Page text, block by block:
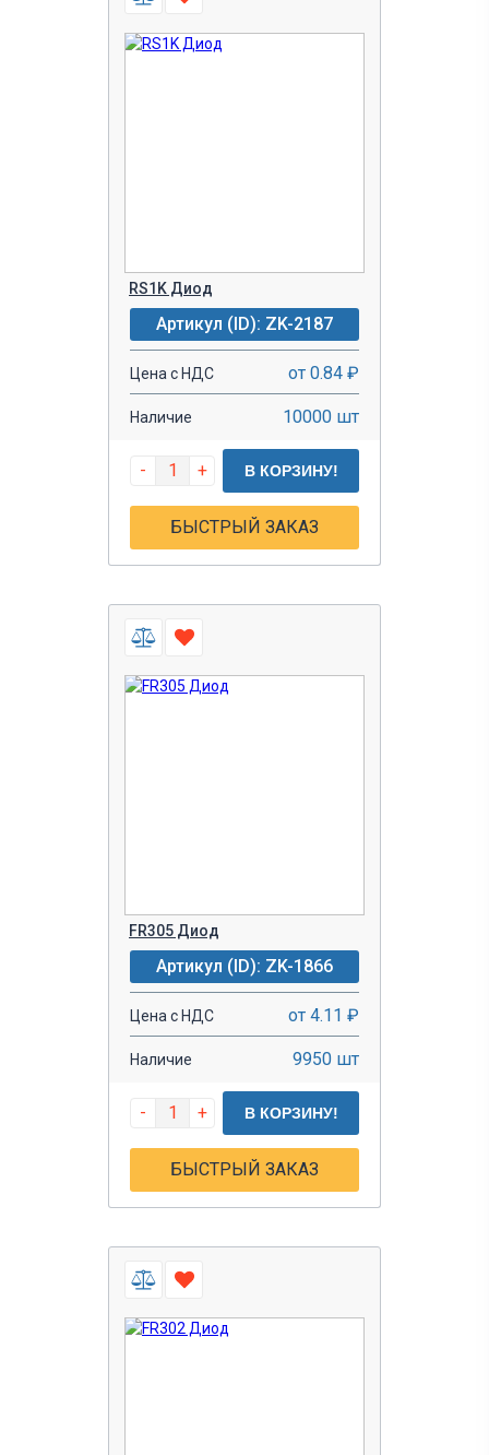
RS1K Диод
Артикул (ID): ZK-2187
Цена с НДС от 0.84 ₽
Наличие 10000 шт
- + В КОРЗИНУ!
БЫСТРЫЙ ЗАКАЗ
FR305 Диод
Артикул (ID): ZK-1866
Цена с НДС от 4.11 ₽
Наличие 9950 шт
- + В КОРЗИНУ!
БЫСТРЫЙ ЗАКАЗ